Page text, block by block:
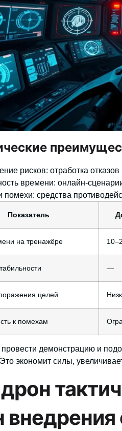
рисков: отработка
времени:
помехи: средства
Показатель
на тренажёре
—
целей
к помехам
демонстрацию и
экономит силы,